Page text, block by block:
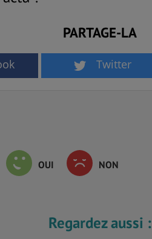
PARTAGE-LA
Twitter
OUI NON
Regardez aussi :